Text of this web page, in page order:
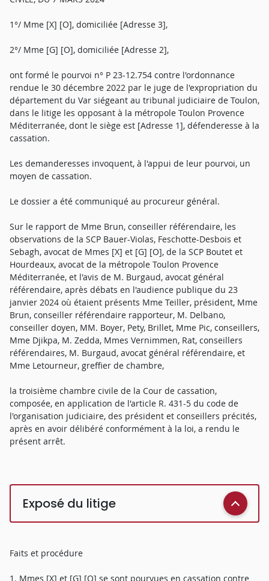
1°/ Mme [X] [O], domiciliée [Adresse 3],
2°/ Mme [G] [O], domiciliée [Adresse 2],
ont formé le pourvoi n° P 23-12.754 contre l'ordonnance
rendue le 30 décembre 2022 par le juge de l'expropriation du
département du Var siégeant au tribunal judiciaire de Toulon,
dans le litige les opposant à la métropole Toulon Provence
Méditerranée, dont le siège est [Adresse 1], défenderesse à la
cassation.
Les demanderesses invoquent, à l'appui de leur pourvoi, un
moyen de cassation.
Le dossier a été communiqué au procureur général.
Sur le rapport de Mme Brun, conseiller référendaire, les
observations de la SCP Bauer-Violas, Feschotte-Desbois et
Sebagh, avocat de Mmes [X] et [G] [O], de la SCP Boutet et
Hourdeaux, avocat de la métropole Toulon Provence
Méditerranée, et l'avis de M. Burgaud, avocat général
référendaire, après débats en l'audience publique du 23
janvier 2024 où étaient présents Mme Teiller, président, Mme
Brun, conseiller référendaire rapporteur, M. Delbano,
conseiller doyen, MM. Boyer, Pety, Brillet, Mme Pic, conseillers,
Mme Djikpa, M. Zedda, Mmes Vernimmen, Rat, conseillers
référendaires, M. Burgaud, avocat général référendaire, et
Mme Letourneur, greffier de chambre,
la troisième chambre civile de la Cour de cassation,
composée, en application de l'article R. 431-5 du code de
l'organisation judiciaire, des président et conseillers précités,
après en avoir délibéré conformément à la loi, a rendu le
présent arrêt.
Exposé du litige
Faits et procédure
1. Mmes [X] et [G] [O] se sont pourvues en cassation contre